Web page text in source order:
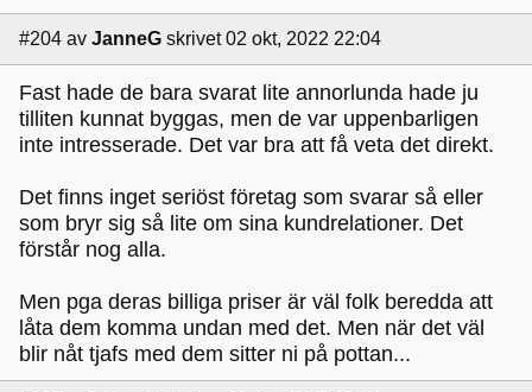
#204 av JanneG skrivet 02 okt, 2022 22:04
Fast hade de bara svarat lite annorlunda hade ju
tilliten kunnat byggas, men de var uppenbarligen
inte intresserade. Det var bra att få veta det direkt.
Det finns inget seriöst företag som svarar så eller
som bryr sig så lite om sina kundrelationer. Det
förstår nog alla.
Men pga deras billiga priser är väl folk beredda att
låta dem komma undan med det. Men när det väl
blir nåt tjafs med dem sitter ni på pottan...